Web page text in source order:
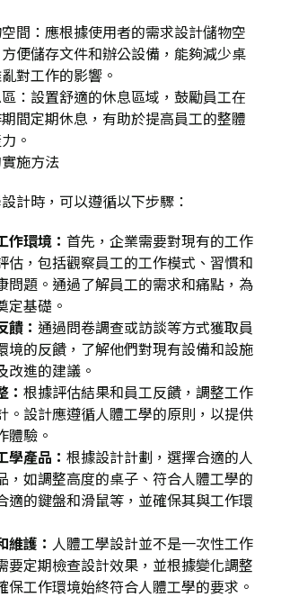
間 ：應根據使用者的需求設計儲物空
便儲存文件和辦公設備，能夠減少桌
對工作的影響。
：設置舒適的休息區域，鼓勵員工在
間定期休息，有助於提高員工的整體
。
施方法
計時，可以遵循以下步驟：
作環境 ： 首先，企業需要對現有的工作
估，包括觀察員工的工作模式、習慣和
問題。通過了解員工的需求和痛點，為
定基礎。
饋 ： 通過問卷調查或訪談等方式獲取員
境的反饋，了解他們對現有設備和設施
改進的建議。
： 根據評估結果和員工反饋，調整工作
。設計應遵循人體工學的原則，以提供
體驗。
學產品 ： 根據設計計劃，選擇合適的人
，如調整高度的桌子、符合人體工學的
適的鍵盤和滑鼠等，並確保其與工作環
維護 ： 人體工學設計並不是一次性工作
要定期檢查設計效果，並根據變化調整
保工作環境始終符合人體工學的要求。